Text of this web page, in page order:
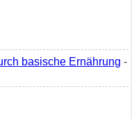
basische Ernährung -